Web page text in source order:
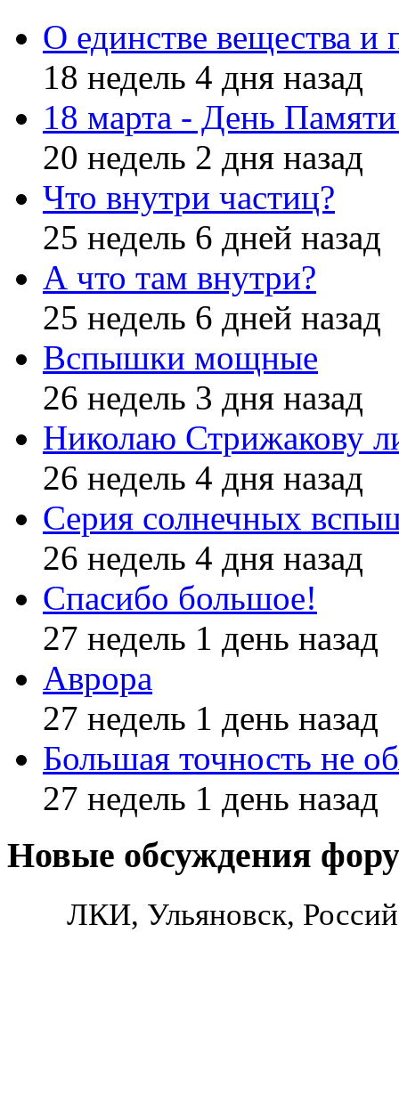
О единстве вещества и
18 недель 4 дня назад
18 марта - День
20 недель 2 дня назад
Что внутри частиц?
25 недель 6 дней назад
А что там внутри?
25 недель 6 дней назад
Вспышки мощные
26 недель 3 дня назад
Николаю Стрижакову
26 недель 4 дня назад
Серия солнечных
26 недель 4 дня назад
Спасибо большое!
27 недель 1 день назад
Аврора
27 недель 1 день назад
Большая точность не
27 недель 1 день назад
Новые обсуждения
ЛКИ, Ульяновск,